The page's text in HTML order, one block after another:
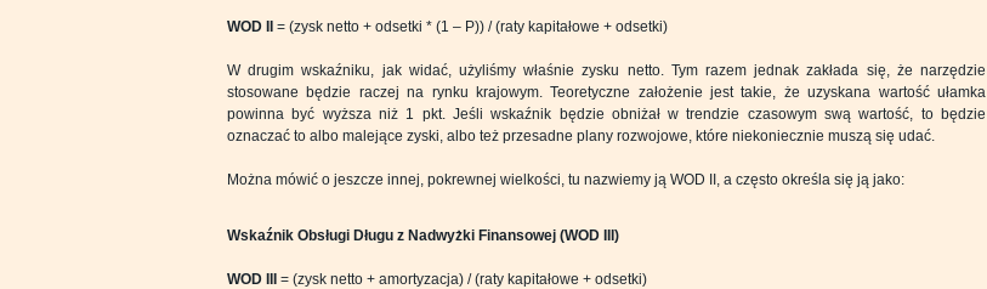
WOD II = (zysk netto + odsetki * (1 – P)) / (raty kapitałowe + odsetki)
W drugim wskaźniku, jak widać, użyliśmy właśnie zysku netto. Tym razem jednak zakłada się, że narzędzie
stosowane będzie raczej na rynku krajowym. Teoretyczne założenie jest takie, że uzyskana wartość ułamka
powinna być wyższa niż 1 pkt. Jeśli wskaźnik będzie obniżał w trendzie czasowym swą wartość, to będzie
oznaczać to albo malejące zyski, albo też przesadne plany rozwojowe, które niekoniecznie muszą się udać.
Można mówić o jeszcze innej, pokrewnej wielkości, tu nazwiemy ją WOD II, a często określa się ją jako:
Wskaźnik Obsługi Długu z Nadwyżki Finansowej (WOD III)
WOD III = (zysk netto + amortyzacja) / (raty kapitałowe + odsetki)